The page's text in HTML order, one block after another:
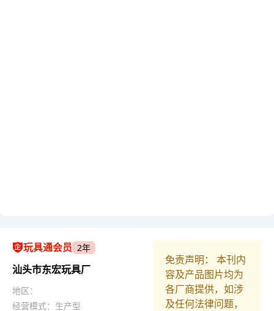
玩具通会员 2年
汕头市东宏玩具厂
地区：
经营模式：生产型
免责声明： 本刊内
容及产品图片均为
各厂商提供，如涉
及任何法律问题，